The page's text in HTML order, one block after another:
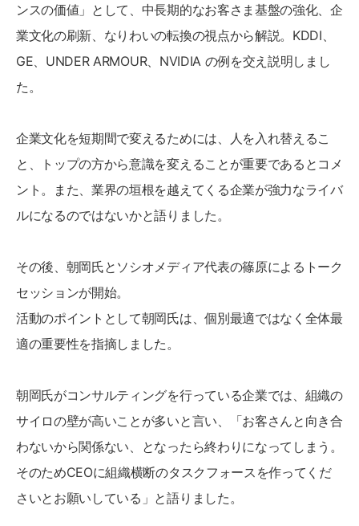
ンスの価値」として、中長期的なお客さま基盤の強化、企
業文化の刷新、なりわいの転換の視点から解説。KDDI、
GE、UNDER ARMOUR、NVIDIA の例を交え説明しまし
た。
企業文化を短期間で変えるためには、人を入れ替えるこ
と、トップの方から意識を変えることが重要であるとコメ
ント。また、業界の垣根を越えてくる企業が強力なライバ
ルになるのではないかと語りました。
その後、朝岡氏とソシオメディア代表の篠原によるトーク
セッションが開始。
活動のポイントとして朝岡氏は、個別最適ではなく全体最
適の重要性を指摘しました。
朝岡氏がコンサルティングを行っている企業では、組織の
サイロの壁が高いことが多いと言い、「お客さんと向き合
わないから関係ない、となったら終わりになってしまう。
そのためCEOに組織横断のタスクフォースを作ってくだ
さいとお願いしている」と語りました。